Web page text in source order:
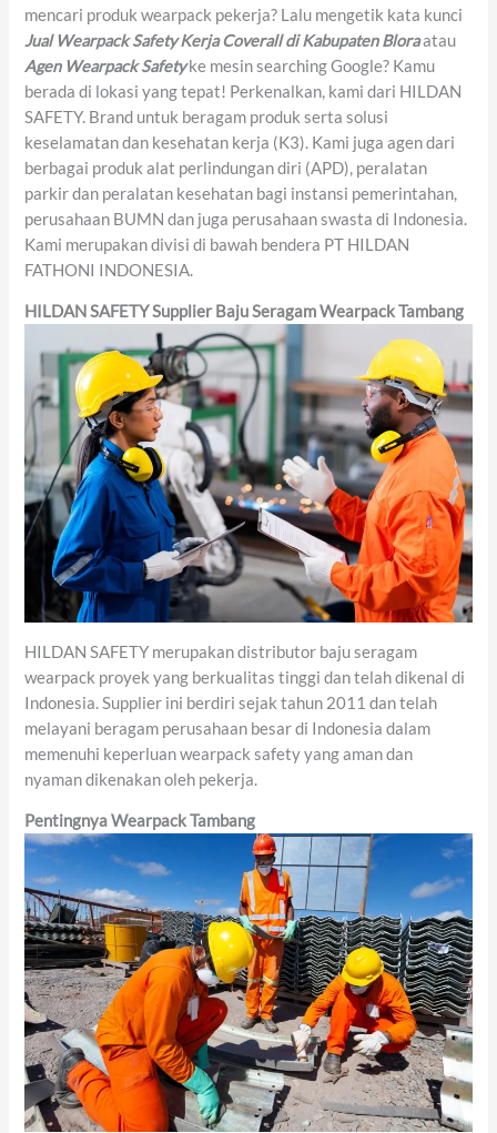
mencari produk wearpack pekerja? Lalu mengetik kata kunci
Jual Wearpack Safety Kerja Coverall di Kabupaten Bloraatau
Agen Wearpack Safetyke mesin searching Google? Kamu
berada di lokasi yang tepat! Perkenalkan, kami dari HILDAN
SAFETY. Brand untuk beragam produk serta solusi
keselamatan dan kesehatan kerja (K3). Kami juga agen dari
berbagai produk alat perlindungan diri (APD), peralatan
parkir dan peralatan kesehatan bagi instansi pemerintahan,
perusahaan BUMN dan juga perusahaan swasta di Indonesia.
Kami merupakan divisi di bawah bendera PT HILDAN
FATHONI INDONESIA.
HILDAN SAFETYSupplier Baju Seragam Wearpack Tambang
HILDAN SAFETY merupakan distributor baju seragam
wearpack proyek yang berkualitas tinggi dan telah dikenal di
Indonesia. Supplier ini berdiri sejak tahun 2011 dan telah
melayani beragam perusahaan besar di Indonesia dalam
memenuhi keperluan wearpack safety yang aman dan
nyaman dikenakan oleh pekerja.
Pentingnya Wearpack Tambang